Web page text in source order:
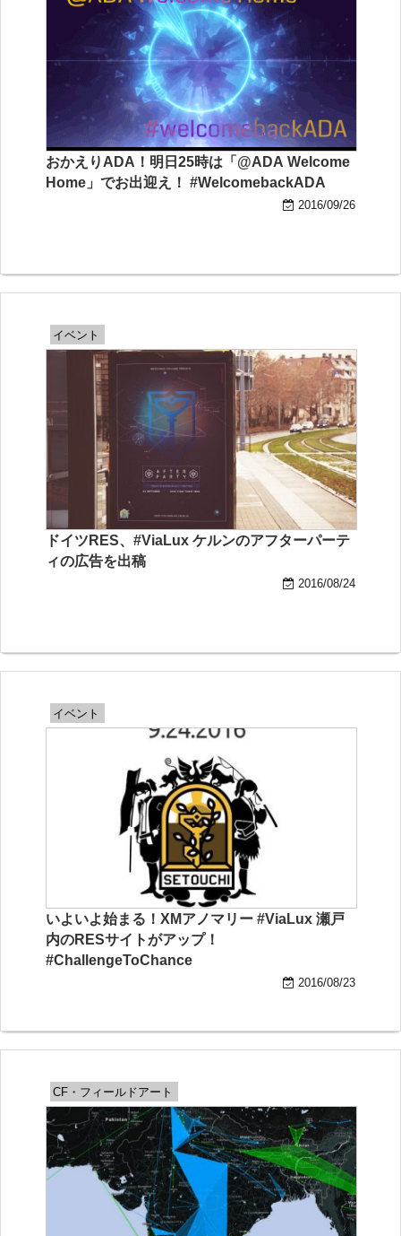
おかえりADA！明日25時は「@ADA Welcome
Home」でお出迎え！ #WelcomebackADA
2016/09/26
イベント
ドイツRES、#ViaLux ケルンのアフターパーテ
ィの広告を出稿
2016/08/24
イベント
いよいよ始まる！XMアノマリー #ViaLux 瀬戸
内のRESサイトがアップ！
#ChallengeToChance
2016/08/23
CF・フィールドアート